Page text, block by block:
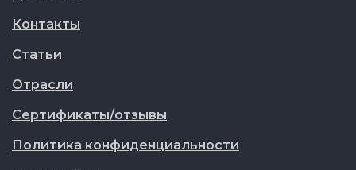
Контакты
Статьи
Отрасли
Сертификаты/отзывы
Политика конфиденциальности